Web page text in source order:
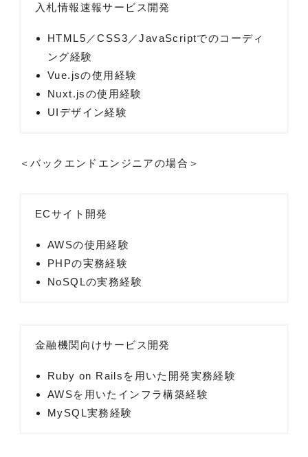
入札情報速報サービス開発
HTML5／CSS3／JavaScriptでのコーディ
ング経験
Vue.jsの使用経験
Nuxt.jsの使用経験
UIデザイン経験
＜バックエンドエンジニアの場合＞
ECサイト開発
AWSの使用経験
PHPの実務経験
NoSQLの実務経験
金融機関向けサービス開発
Ruby on Railsを用いた開発実務経験
AWSを用いたインフラ構築経験
MySQL実務経験